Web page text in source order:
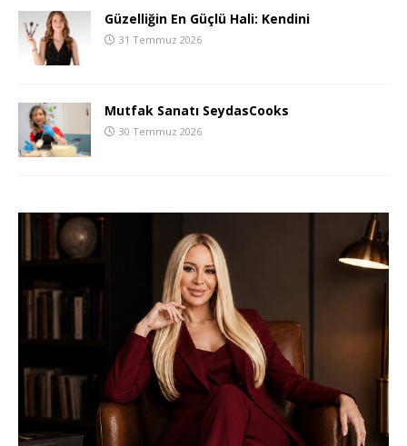
Güzelliğin En Güçlü Hali: Kendini
31 Temmuz 2026
Mutfak Sanatı SeydasCooks
30 Temmuz 2026